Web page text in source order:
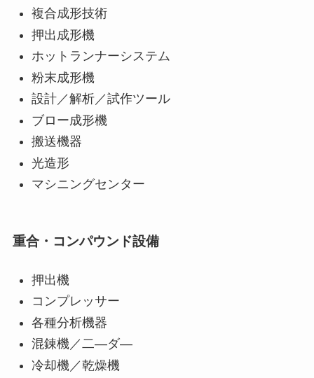
複合成形技術
押出成形機
ホットランナーシステム
粉末成形機
設計／解析／試作ツール
ブロー成形機
搬送機器
光造形
マシニングセンター
重合・コンパウンド設備
押出機
コンプレッサー
各種分析機器
混錬機／二―ダ―
冷却機／乾燥機